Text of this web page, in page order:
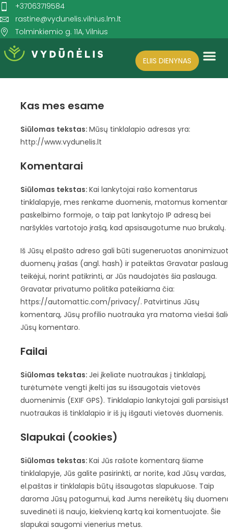
+37063719584
rastine@vydunelis.vilnius.lm.lt
Tolminkiemio g. 11A, Vilnius
ELIIS DIENYNAS
Kas mes esame
Siūlomas tekstas: Mūsų tinklalapio adresas yra:
http://www.vydunelis.lt
Komentarai
Siūlomas tekstas: Kai lankytojai rašo komentarus
tinklalapyje, mes renkame duomenis, matomus
paskelbimo formoje, o taip pat lankytojo IP adresą bei
naršyklės vartotojo įrašą, kad apsisaugotume nuo brukalų.
Iš Jūsų el.pašto adreso gali būti sugeneruotas
duomenų įrašas (angl. hash) ir pateiktas Gravatar
teikėjui, norint patikrinti, ar Jūs naudojatės šia paslauga.
Gravatar privatumo politika pateikiama čia:
https://automattic.com/privacy/. Patvirtinus Jūsų
komentarą, Jūsų profilio nuotrauka yra matoma viešai
Jūsų komentaro.
Failai
Siūlomas tekstas: Jei įkeliate nuotraukas į tinklalapį,
turėtumėte vengti įkelti jas su išsaugotais vietovės
duomenimis (EXIF GPS). Tinklalapio lankytojai gali
nuotraukas iš tinklalapio ir iš jų išgauti vietovės duomenis.
Slapukai (cookies)
Siūlomas tekstas: Kai Jūs rašote komentarą šiame
tinklalapyje, Jūs galite pasirinkti, ar norite, kad Jūsų vardas,
el.paštas ir tinklalapis būtų išsaugotas slapukuose. Taip
daroma Jūsų patogumui, kad Jums nereikėtų šių
suvedinėti iš naujo, kiekvieną kartą kai komentuojate. Šie
slapukai saugomi vienerius metus.